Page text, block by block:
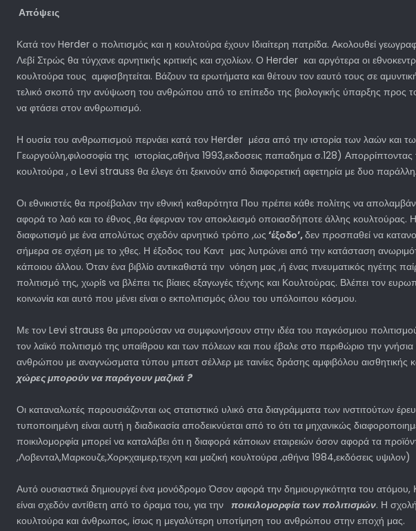
Απόψεις
Κατά τον Herder ο πολιτισμός και η κουλτούρα έχουν Ιδιαίτερη πατρίδα. Ακολουθεί
Λεβί Στρώς θα τύγχανε αρνητικής κριτικής και σχολίων. Ο Herder και αργότερα οι
κουλτούρα τους αμφισβητείται. Βάζουν τα ερωτήματα και θέτουν τον εαυτό τους σε
τελικό σκοπό την ανύψωση του ανθρώπου από το επίπεδο της βιολογικής ύπαρξης προς
να φτάσει στον ανθρωπισμό.
Η ουσία του ανθρωπισμού περνάει κατά τον Herder μέσα από την ιστορία των λαών και
Γεωργούλη,φιλοσοφία της ιστορίας,αθήνα 1993,εκδοσεις παπαδημα σ.128)
κουλτούρα , ο Levi strauss θα έλεγε ότι ξεκινούν από διαφορετική αφετηρία με δυο
Οι εθνικιστές θα προέβαλαν την εθνική καθαρότητα Που πρέπει κάθε πολίτης να
αφορά το λαό και το έθνος ,θα έφερναν τον αποκλεισμό οποιασδήποτε άλλης κουλτούρας.
διαφωτισμό με ένα απολύτως σχεδόν αρνητικό τρόπο ,ως‘έξοδο’,δεν προσπαθεί να
σήμερα σε σχέση με το χθες. Η έξοδος του Καντ μας λυτρώνει από την κατάσταση
κάποιου άλλου. Όταν ένα βιβλίο αντικαθιστά την νόηση μας ,ή ένας πνευματικός
πολιτισμό της, χωρίs να βλέπει τις βίαιες εξαγωγές τέχνης και Κουλτούρας. Βλέπει τον
κοινωνία και αυτό που μένει είναι ο εκπολιτισμός όλου του υπόλοιπου κόσμου.
Με τον Levi strauss θα μπορούσαν να συμφωνήσουν στην ιδέα του παγκόσμιου πολιτισμού
τον λαϊκό πολιτισμό της υπαίθρου και των πόλεων και που έβαλε στο περιθώριο την
ανθρώπου με αναγνώσματα τύπου μπεστ σέλλερ με ταινίες δράσης αμφιβόλου αισθητικής
χώρες μπορούν να παράγουν μαζικά ?
Οι καταναλωτές παρουσιάζονται ως στατιστικό υλικό στα διαγράμματα των ινστιτούτων
τυποποιημένη είναι αυτή η διαδικασία αποδεικνύεται από το ότι τα μηχανικώς
ποικιλομορφία μπορεί να καταλάβει ότι η διαφορά κάποιων εταιρειών όσον αφορά τα
,Λοβενταλ,Μαρκουζε,Χορκχαιμερ,τεχνη και μαζική κουλτούρα ,αθήνα 1984,εκδόσεις υψιλον)
Αυτό ουσιαστικά δημιουργεί ένα μονόδρομο Όσον αφορά την δημιουργικότητα του
είναι σχεδόν αντίθετη από το όραμα του, για την ποικιλομορφία των πολιτισμών. Η
κουλτούρα και άνθρωπος, ίσως η μεγαλύτερη υποτίμηση του ανθρώπου στην εποχή μας.